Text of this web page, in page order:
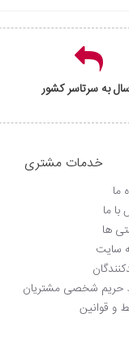
به سرتاسر کشور
خدمات مشتری
ما
ما
ها
سایت
شخصی مشتریان
و قوانین